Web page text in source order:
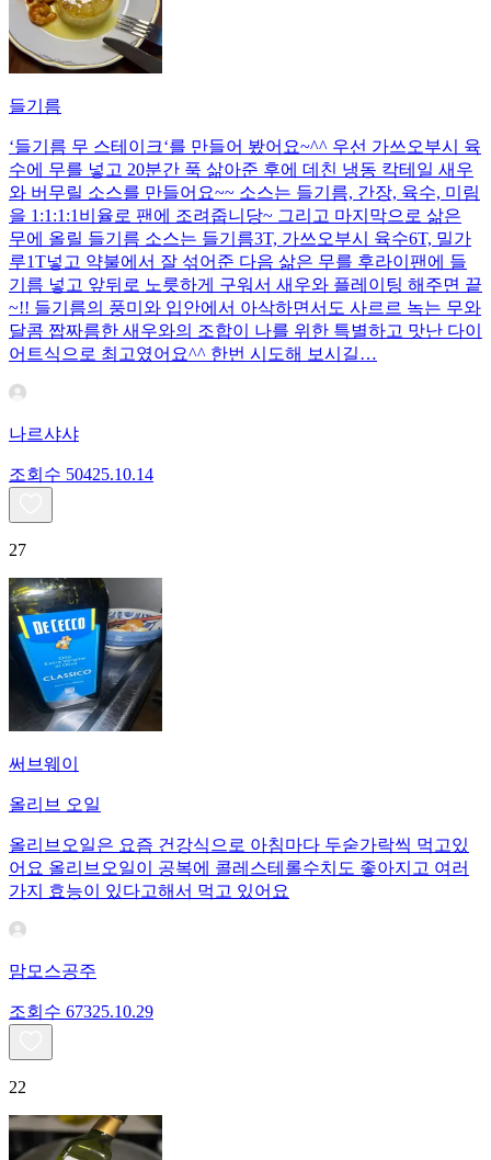
들기름
‘들기름 무 스테이크‘를 만들어 봤어요~^^ 우선 가쓰오부시 육
수에 무를 넣고 20분간 푹 삶아준 후에 데친 냉동 칵테일 새우
와 버무릴 소스를 만들어요~~ 소스는 들기름, 간장, 육수, 미림
을 1:1:1:1비율로 팬에 조려줍니당~ 그리고 마지막으로 삶은
무에 올릴 들기름 소스는 들기름3T, 가쓰오부시 육수6T, 밀가
루1T넣고 약불에서 잘 섞어준 다음 삶은 무를 후라이팬에 들
기름 넣고 앞뒤로 노릇하게 구워서 새우와 플레이팅 해주면 끝
~!! 들기름의 풍미와 입안에서 아삭하면서도 사르르 녹는 무와
달콤 짭짜름한 새우와의 조합이 나를 위한 특별하고 맛난 다이
어트식으로 최고였어요^^ 한번 시도해 보시길…
나르샤샤
조회수 50425.10.14
27
써브웨이
올리브 오일
올리브오일은 요즘 건강식으로 아침마다 두숟가락씩 먹고있
어요 올리브오일이 공복에 콜레스테롤수치도 좋아지고 여러
가지 효능이 있다고해서 먹고 있어요
맘모스공주
조회수 67325.10.29
22